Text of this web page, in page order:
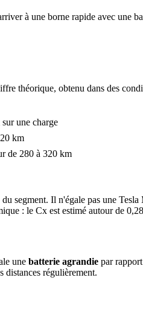
à une borne rapide avec une
théorique, obtenu dans des
une charge
km
de 280 à 320 km
segment. Il n'égale pas une
: le Cx est estimé autour de
une batterie agrandie par
distances régulièrement.